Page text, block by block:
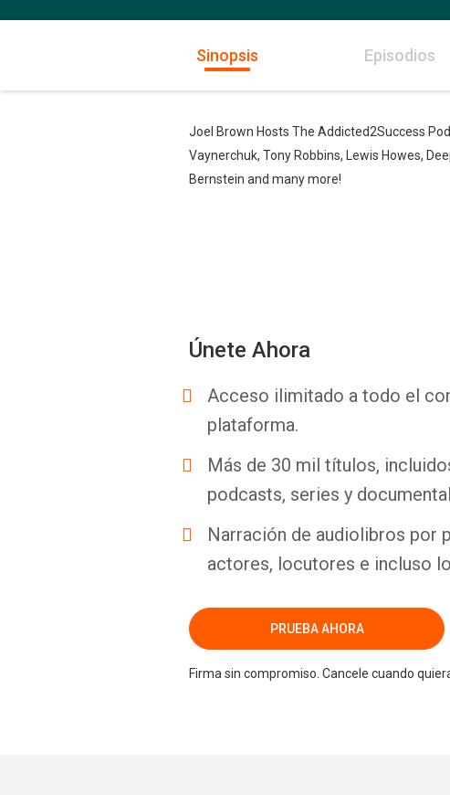
Sinopsis Episodios
Joel Brown Hosts The Addicted2Success
Vaynerchuk, Tony Robbins, Lewis Howes,
Bernstein and many more!
Únete Ahora
Acceso ilimitado a todo el
plataforma.
Más de 30 mil títulos,
podcasts, series y
Narración de audiolibros por
actores, locutores e incluso
PRUEBA AHORA
Firma sin compromiso. Cancele cuando